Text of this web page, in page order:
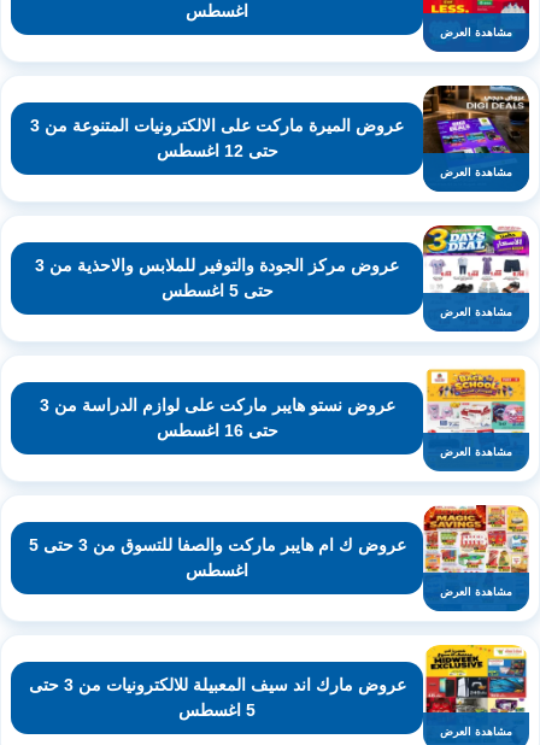
مشاهدة العرض
اغسطس
مشاهدة العرض
عروض الميرة ماركت على الالكترونيات المتنوعة من 3
حتى 12 اغسطس
مشاهدة العرض
عروض مركز الجودة والتوفير للملابس والاحذية من 3
حتى 5 اغسطس
مشاهدة العرض
عروض نستو هايبر ماركت على لوازم الدراسة من 3
حتى 16 اغسطس
مشاهدة العرض
عروض ك ام هايبر ماركت والصفا للتسوق من 3 حتى 5
اغسطس
مشاهدة العرض
عروض مارك اند سيف المعبيلة للالكترونيات من 3 حتى
5 اغسطس